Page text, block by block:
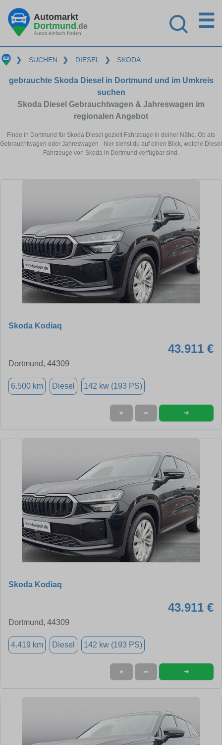
Automarkt
Dortmund.de
Autos einfach finden
☰
❯ SUCHEN ❯ DIESEL ❯ SKODA
gebrauchte Skoda Diesel in Dortmund und im Umkreis
suchen
Skoda Diesel Gebrauchtwagen & Jahreswagen im
regionalen Angebot
Finde in Dortmund für Skoda Diesel gezielt Fahrzeuge in deiner Nähe. Ob als
Gebrauchtwagen oder Jahreswagen - hier siehst du auf einen Blick, welche Diesel
Fahrzeuge von Skoda in Dortmund verfügbar sind.
Skoda Kodiaq
43.911 €
Dortmund, 44309
6.500 km Diesel 142 kw (193 PS)
★ ➦ ➜
Skoda Kodiaq
43.911 €
Dortmund, 44309
4.419 km Diesel 142 kw (193 PS)
★ ➦ ➜